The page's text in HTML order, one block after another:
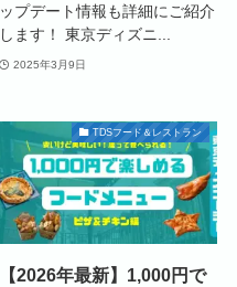
ップデート情報も詳細にご紹介
します！ 東京ディズニ...
2025年3月9日
TDSフード＆レストラン
【2026年最新】1,000円で